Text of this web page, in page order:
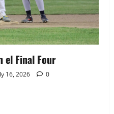
el Final Four
16, 2026 0